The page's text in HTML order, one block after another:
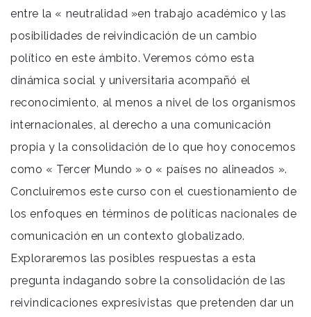
entre la « neutralidad »en trabajo académico y las
posibilidades de reivindicación de un cambio
político en este ámbito. Veremos cómo esta
dinámica social y universitaria acompañó el
reconocimiento, al menos a nivel de los organismos
internacionales, al derecho a una comunicación
propia y la consolidación de lo que hoy conocemos
como « Tercer Mundo » o « países no alineados ».
Concluiremos este curso con el cuestionamiento de
los enfoques en términos de políticas nacionales de
comunicación en un contexto globalizado.
Exploraremos las posibles respuestas a esta
pregunta indagando sobre la consolidación de las
reivindicaciones expresivistas que pretenden dar un